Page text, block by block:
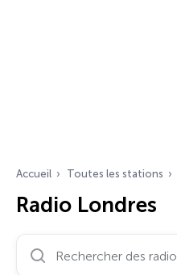
Accueil Toutes les stations
Radio Londres
Rechercher des radios…